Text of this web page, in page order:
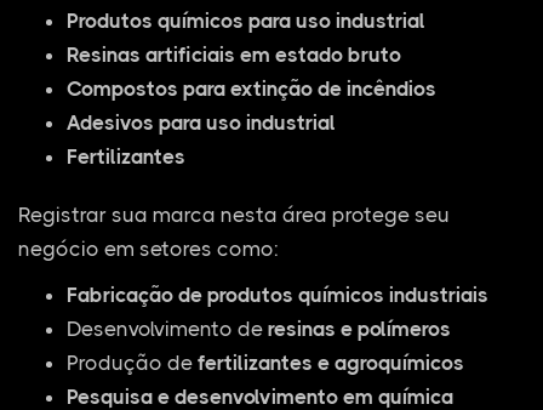
Produtos químicos para uso industrial
Resinas artificiais em estado bruto
Compostos para extinção de incêndios
Adesivos para uso industrial
Fertilizantes
Registrar sua marca nesta área protege seu
negócio em setores como:
Fabricação de produtos químicos industriais
Desenvolvimento de resinas e polímeros
Produção de fertilizantes e agroquímicos
Pesquisa e desenvolvimento em química